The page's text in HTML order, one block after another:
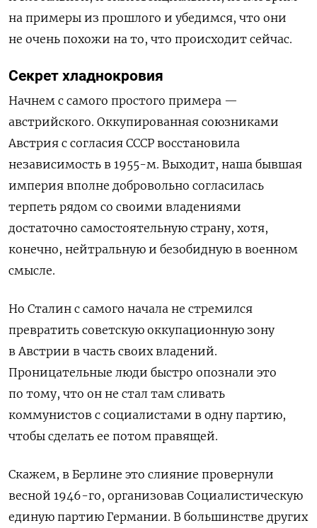
на примеры из прошлого и убедимся, что они
не очень похожи на то, что происходит сейчас.
Секрет хладнокровия
Начнем с самого простого примера —
австрийского. Оккупированная союзниками
Австрия с согласия СССР восстановила
независимость в 1955-м. Выходит, наша бывшая
империя вполне добровольно согласилась
терпеть рядом со своими владениями
достаточно самостоятельную страну, хотя,
конечно, нейтральную и безобидную в военном
смысле.
Но Сталин с самого начала не стремился
превратить советскую оккупационную зону
в Австрии в часть своих владений.
Проницательные люди быстро опознали это
по тому, что он не стал там сливать
коммунистов с социалистами в одну партию,
чтобы сделать ее потом правящей.
Скажем, в Берлине это слияние провернули
весной 1946-го, организовав Социалистическую
единую партию Германии. В большинстве других